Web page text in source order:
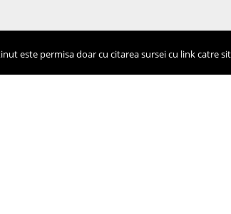
este permisa doar cu citarea sursei cu link catre